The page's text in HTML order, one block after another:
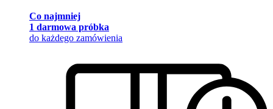
Co najmniej
1 darmowa próbka
do każdego zamówienia